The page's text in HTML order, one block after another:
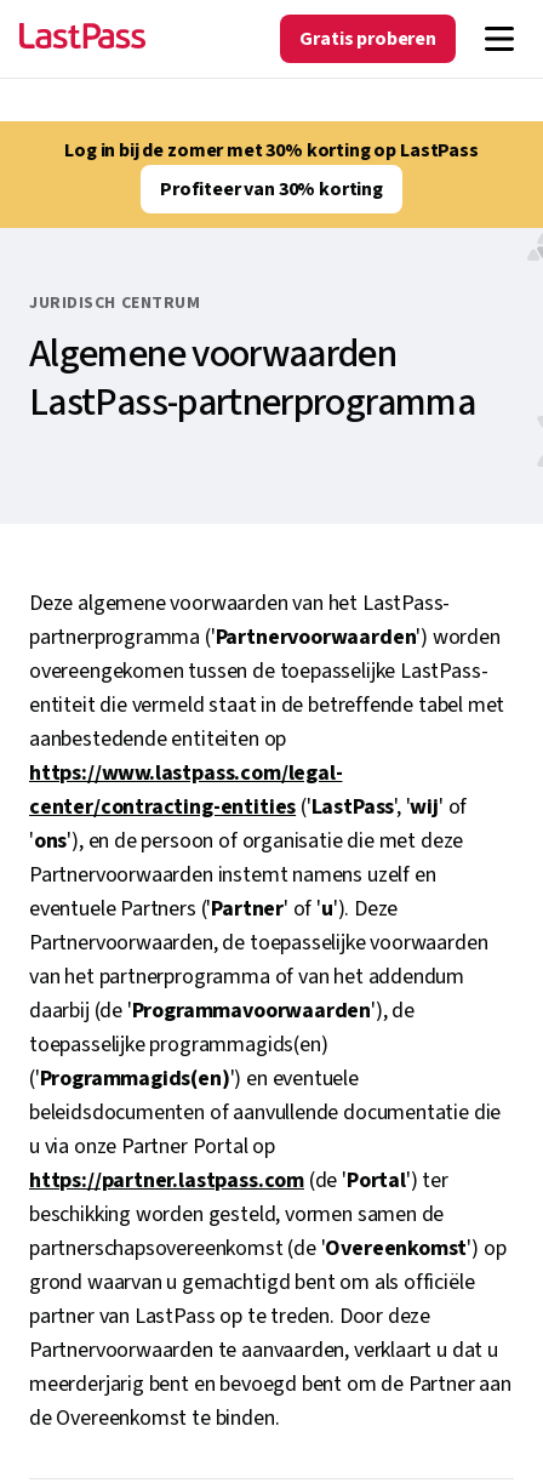
Gratis proberen
Log in bij de zomer met 30% korting op LastPass
Profiteer van 30% korting
JURIDISCH CENTRUM
Algemene voorwaarden
LastPass-partnerprogramma
Deze algemene voorwaarden van het LastPass-
partnerprogramma ('Partnervoorwaarden') worden
overeengekomen tussen de toepasselijke LastPass-
entiteit die vermeld staat in de betreffende tabel met
aanbestedende entiteiten op
https://www.lastpass.com/legal-
center/contracting-entities('LastPass', 'wij' of
'ons'), en de persoon of organisatie die met deze
Partnervoorwaarden instemt namens uzelf en
eventuele Partners ('Partner' of 'u'). Deze
Partnervoorwaarden, de toepasselijke voorwaarden
van het partnerprogramma of van het addendum
daarbij (de 'Programmavoorwaarden'), de
toepasselijke programmagids(en)
('Programmagids(en)') en eventuele
beleidsdocumenten of aanvullende documentatie die
u via onze Partner Portal op
https://partner.lastpass.com(de 'Portal') ter
beschikking worden gesteld, vormen samen de
partnerschapsovereenkomst (de 'Overeenkomst') op
grond waarvan u gemachtigd bent om als officiële
partner van LastPass op te treden. Door deze
Partnervoorwaarden te aanvaarden, verklaart u dat u
meerderjarig bent en bevoegd bent om de Partner aan
de Overeenkomst te binden.